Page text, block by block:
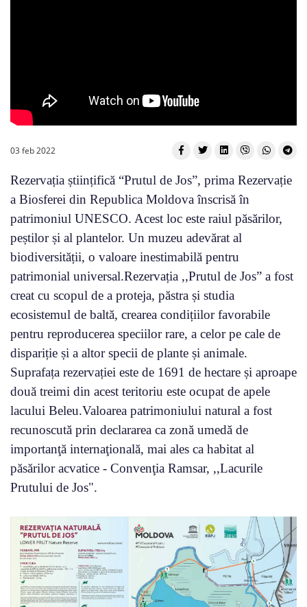
03 feb 2022
Rezervația științifică “Prutul de Jos”, prima Rezervație
a Biosferei din Republica Moldova înscrisă în
patrimoniul UNESCO. Acest loc este raiul păsărilor,
peștilor și al plantelor. Un muzeu adevărat al
biodiversității, o valoare inestimabilă pentru
patrimonial universal.Rezervația ,,Prutul de Jos” a fost
creat cu scopul de a proteja, păstra și studia
ecosistemul de baltă, crearea condițiilor favorabile
pentru reproducerea speciilor rare, a celor pe cale de
dispariție și a altor specii de plante și animale.
Suprafața rezervației este de 1691 de hectare și aproape
două treimi din acest teritoriu este ocupat de apele
lacului Beleu.Valoarea patrimoniului natural a fost
recunoscută prin declararea ca zonă umedă de
importanţă internaţională, mai ales ca habitat al
păsărilor acvatice - Convenţia Ramsar, ,,Lacurile
Prutului de Jos".